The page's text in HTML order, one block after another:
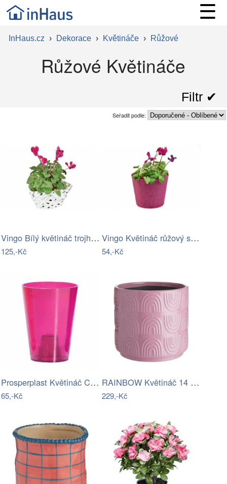
☰
InHaus.cz › Dekorace › Květináče › Růžové
Růžové Květináče
Filtr ✔︎
Seřadit podle:
Vingo Bílý květináč trojhranný Rozměry …
125,-Kč
Vingo Květináč růžový s igelitovou…
54,-Kč
Prosperplast Květináč Coubi Orchidea…
65,-Kč
RAINBOW Květináč 14 cm - růžová
229,-Kč